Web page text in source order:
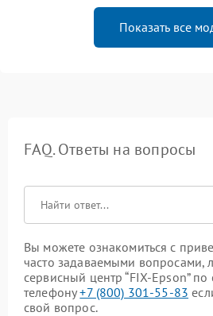
Показать все
FAQ. Ответы на вопросы
Вы можете ознакомиться с
часто задаваемыми вопросами,
сервисный центр “FIX-Epson”
телефону+7 (800) 301-55-83
свой вопрос.